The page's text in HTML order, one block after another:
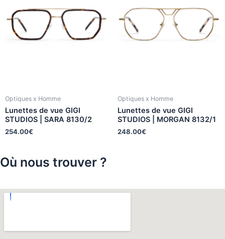
Optiques x Homme
Lunettes de vue GIGI
STUDIOS | SARA 8130/2
254.00€
Optiques x Homme
Lunettes de vue GIGI
STUDIOS | MORGAN 8132/1
248.00€
Où nous trouver ?